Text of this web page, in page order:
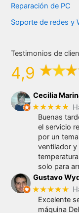
Reparación de PC
Soporte de redes y
Testimonios de
4,9
Cecilia
★★★★★
Buenas
el servicio
por un
ventilador
solo para
Gustavo
★★★★★
Excelente
máquina